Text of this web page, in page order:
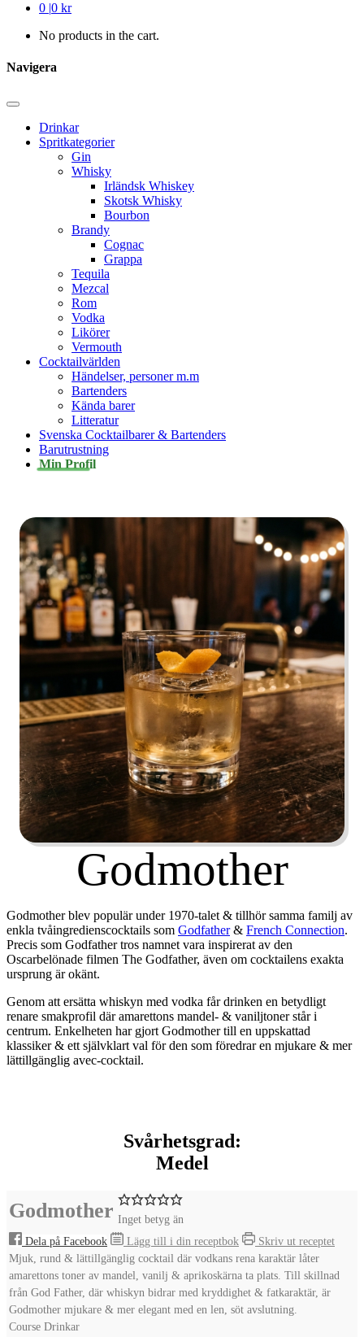
0 |0 kr
No products in the cart.
Navigera
Drinkar
Spritkategorier
Gin
Whisky
Irländsk Whiskey
Skotsk Whisky
Bourbon
Brandy
Cognac
Grappa
Tequila
Mezcal
Rom
Vodka
Likörer
Vermouth
Cocktailvärlden
Händelser, personer m.m
Bartenders
Kända barer
Litteratur
Svenska Cocktailbarer & Bartenders
Barutrustning
Min Profil
Godmother
Godmother blev populär under 1970-talet & tillhör samma familj av
enkla tvåingredienscocktails som Godfather& French Connection.
Precis som Godfather tros namnet vara inspirerat av den
Oscarbelönade filmen The Godfather, även om cocktailens exakta
ursprung är okänt.
Genom att ersätta whiskyn med vodka får drinken en betydligt
renare smakprofil där amarettons mandel- & vaniljtoner står i
centrum. Enkelheten har gjort Godmother till en uppskattad
klassiker & ett självklart val för den som föredrar en mjukare & mer
lättillgänglig avec-cocktail.
Svårhetsgrad:
Medel
Godmother Inget betyg än
Dela på Facebook
Lägg till i din receptbok
Skriv ut receptet
Mjuk, rund & lättillgänglig cocktail där vodkans rena karaktär låter
amarettons toner av mandel, vanilj & aprikoskärna ta plats. Till skillnad
från God Father, där whiskyn bidrar med kryddighet & fatkaraktär, är
Godmother mjukare & mer elegant med en len, söt avslutning.
Course Drinkar